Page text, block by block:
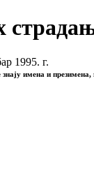
1995. г.
имена и